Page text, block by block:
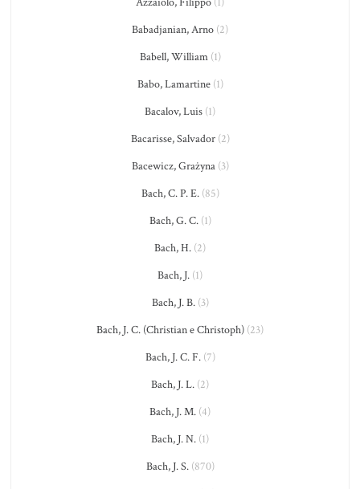
Babadjanian, Arno (2)
Babell, William(1)
Babo, Lamartine(1)
Bacalov, Luis (1)
Bacarisse, Salvador(2)
Bacewicz, Grażyna(3)
Bach, C. P. E.(85)
Bach, G. C.(1)
Bach, H. (2)
Bach, J. (1)
Bach, J. B.(3)
Bach, J. C. (Christian e Christoph) (23)
Bach, J. C. F.(7)
Bach, J. L. (2)
Bach, J. M. (4)
Bach, J. N. (1)
Bach, J. S.(870)